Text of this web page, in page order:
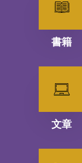
書籍
文章